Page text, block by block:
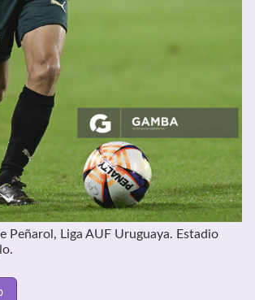
Peñarol, Liga AUF Uruguaya. Estadio